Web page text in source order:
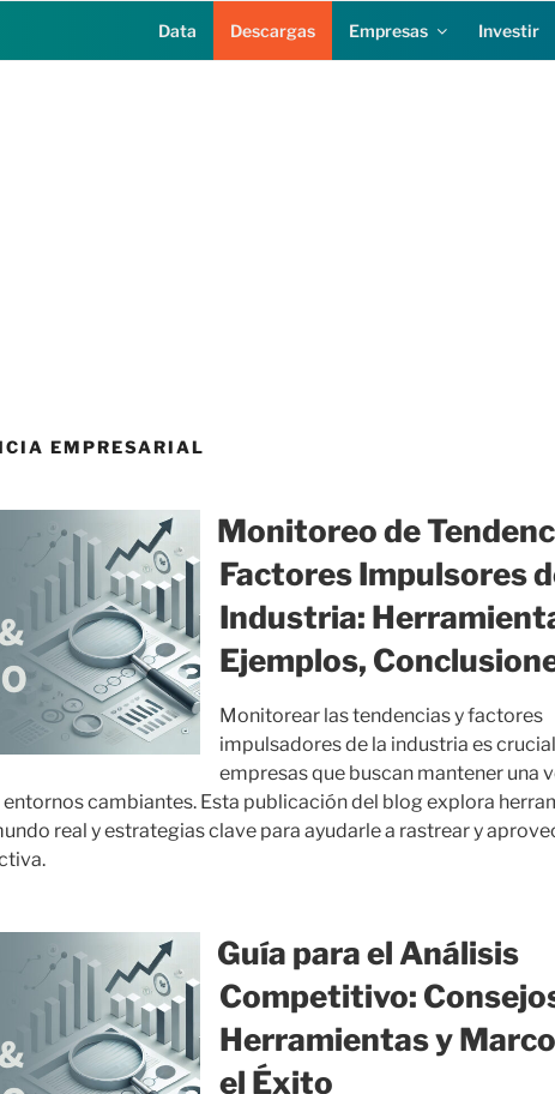
Data Descargas Empresas Investir
EMPRESARIAL
Monitoreo de
Factores Impulsores
Industria:
Ejemplos,
Monitorear las tendencias y factores
impulsadores de la industria es
empresas que buscan mantener una
cambiantes. Esta publicación del blog explora
real y estrategias clave para ayudarle a rastrear y
Guía para el Análisis
Competitivo:
Herramientas y
el Éxito